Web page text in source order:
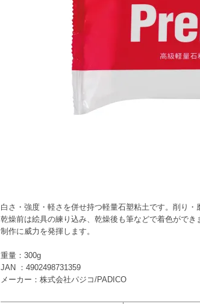
白さ・強度・軽さを併せ持つ軽量石塑粘土です。削り
乾燥前は絵具の練り込み、乾燥後も筆などで着色がで
制作に威力を発揮します。
重量：300g
JAN ：4902498731359
メーカー：株式会社パジコ/PADICO